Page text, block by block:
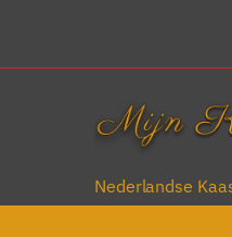
navigation
content
Nederlandse